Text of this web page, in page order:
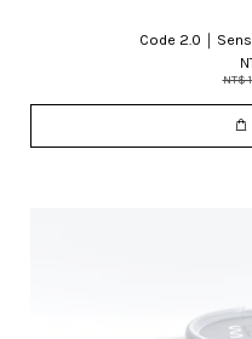
Code 2.0｜
NT$